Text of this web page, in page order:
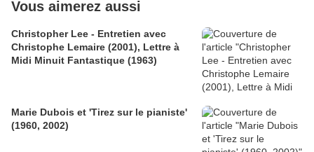
Vous aimerez aussi
Christopher Lee - Entretien avec
Christophe Lemaire (2001), Lettre à
Midi Minuit Fantastique (1963)
Marie Dubois et 'Tirez sur le pianiste'
(1960, 2002)